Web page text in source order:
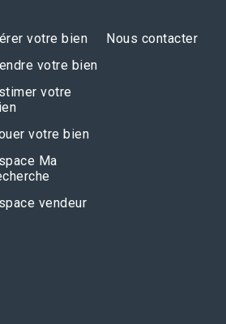
votre bien
votre bien
votre
votre bien
Ma
vendeur
Nous contacter